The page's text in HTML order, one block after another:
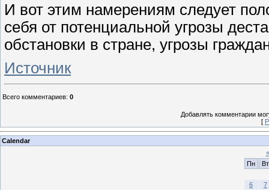
И вот этим намерениям следует
себя от потенциальной угрозы
обстановки в стране, угрозы
Источник
Всего комментариев: 0
Добавлять комментарии
[
Calendar
«
Пн
Вт
6
7